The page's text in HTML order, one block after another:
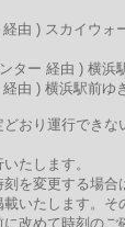
由 ) スカイウォ
ター 経由 ) 横浜
由 ) 横浜駅前ゆ
おり運行できな
たします。
を変更する場合
いたします。そ
改めて時刻のご